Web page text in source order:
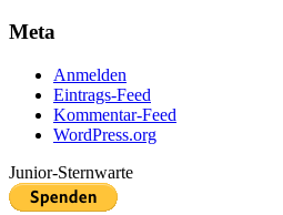
Meta
Anmelden
Eintrags-Feed
Kommentar-Feed
WordPress.org
Junior-Sternwarte